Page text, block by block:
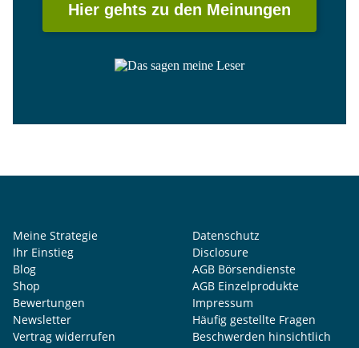
Hier gehts zu den Meinungen
Meine Strategie
Ihr Einstieg
Blog
Shop
Bewertungen
Newsletter
Vertrag widerrufen
Datenschutz
Disclosure
AGB Börsendienste
AGB Einzelprodukte
Impressum
Häufig gestellte Fragen
Beschwerden hinsichtlich